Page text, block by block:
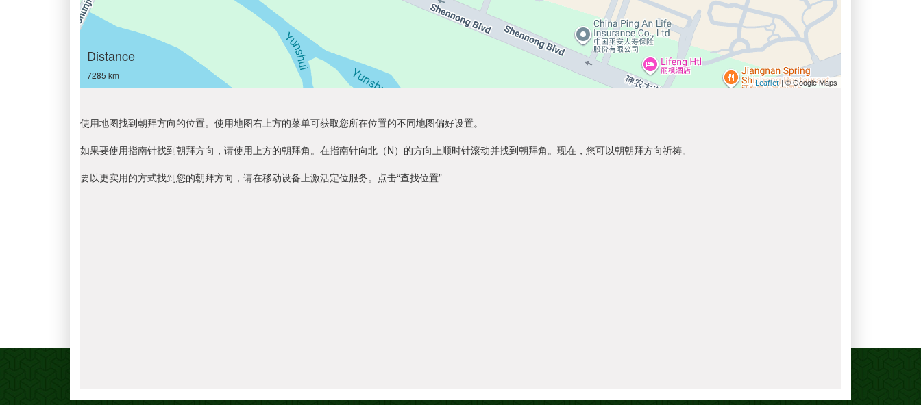
Distance
7285 km
Leaflet| © Google Maps
使用地图找到朝拜方向的位置。使用地图右上方的菜单可获取您所在位置的不同地图偏好设置。
如果要使用指南针找到朝拜方向，请使用上方的朝拜角。在指南针向北（N）的方向上顺时针滚动并找到朝拜角。现在，您可以朝朝拜方向祈祷。
要以更实用的方式找到您的朝拜方向，请在移动设备上激活定位服务。点击“查找位置”